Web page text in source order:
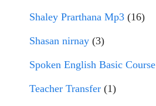
Shaley Prarthana Mp3 (16)
Shasan nirnay (3)
Spoken English Basic Course
Teacher Transfer (1)